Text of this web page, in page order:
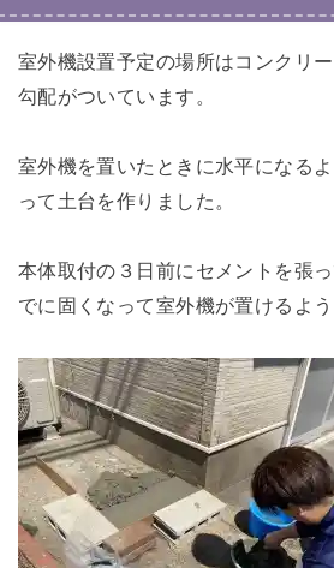
室外機設置予定の場所はコンクリ
勾配がついています。
室外機を置いたときに水平になる
って土台を作りました。
本体取付の３日前にセメントを張
でに固くなって室外機が置けるよう